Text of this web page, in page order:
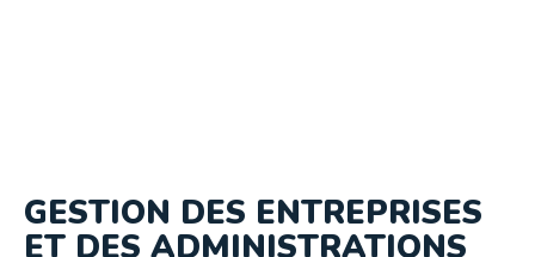
GESTION DES ENTREPRISES
ET DES ADMINISTRATIONS